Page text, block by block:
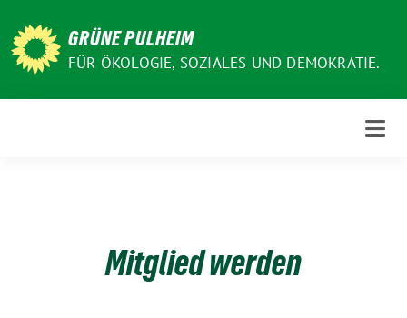
zum
Inhalt
GRÜNE PULHEIM
FÜR ÖKOLOGIE, SOZIALES UND DEMOKRATIE.
Mitglied werden